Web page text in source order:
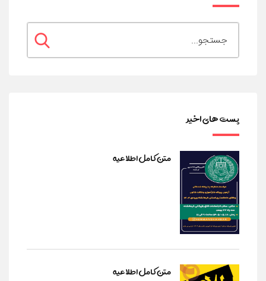
پست های اخیر
متن کامل اطلاعیه
متن کامل اطلاعیه